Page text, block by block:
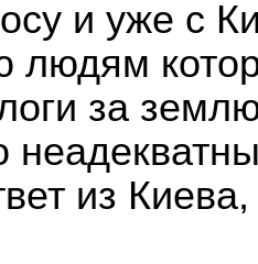
и уже с
людям
за
из